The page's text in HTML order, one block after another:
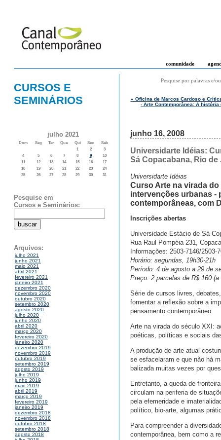
comunidade
CURSOS E
SEMINÁRIOS
julho 2021
Dom Seg Ter Qua Qui Sex
Sab
1
2
3
4
5 6 7 8 9
10
11
12 13 14 15 16
17
18
19 20 21 22 23
24
25
26 27 28 29 30 31
Pesquise em
Cursos e Seminários:
Arquivos:
julho 2021
junho 2021
maio 2021
abril 2021
fevereiro 2021
janeiro 2021
dezembro 2020
novembro 2020
outubro 2020
setembro 2020
agosto 2020
julho 2020
junho 2020
abril 2020
março 2020
fevereiro 2020
janeiro 2020
dezembro 2019
novembro 2019
outubro 2019
setembro 2019
agosto 2019
julho 2019
junho 2019
maio 2019
abril 2019
março 2019
fevereiro 2019
janeiro 2019
dezembro 2018
novembro 2018
outubro 2018
setembro 2018
agosto 2018
Pesquise por palavras e/
« Oficina de Marcos Cardoso e
- Arte Contemporânea: A
junho 16, 2008
Universidarte Idéias:
Sá Copacabana, Rio de
Universidarte Idéias
Curso Arte na virada
intervenções urbanas -
contemporâneas, com
Inscrições abertas
Universidade Estácio de Sá
Rua Raul Pompéia 231,
Informações: 2503-7146/2503-
Horário: segundas, 19h30-21h
Período: 4 de agosto a 29 de
Preço: 2 parcelas de R$ 160
Série de cursos livres,
fomentar a reflexão sobre a
pensamento contemporâneo.
Arte na virada do século XXI:
poéticas, políticas e sociais
A produção de arte atual
se esfacelaram e que não há
balizada muitas vezes por
Entretanto, a queda de
circulam na periferia de
pela efemeridade e
político, bio-arte, algumas
Para compreender a
contemporânea, bem como a